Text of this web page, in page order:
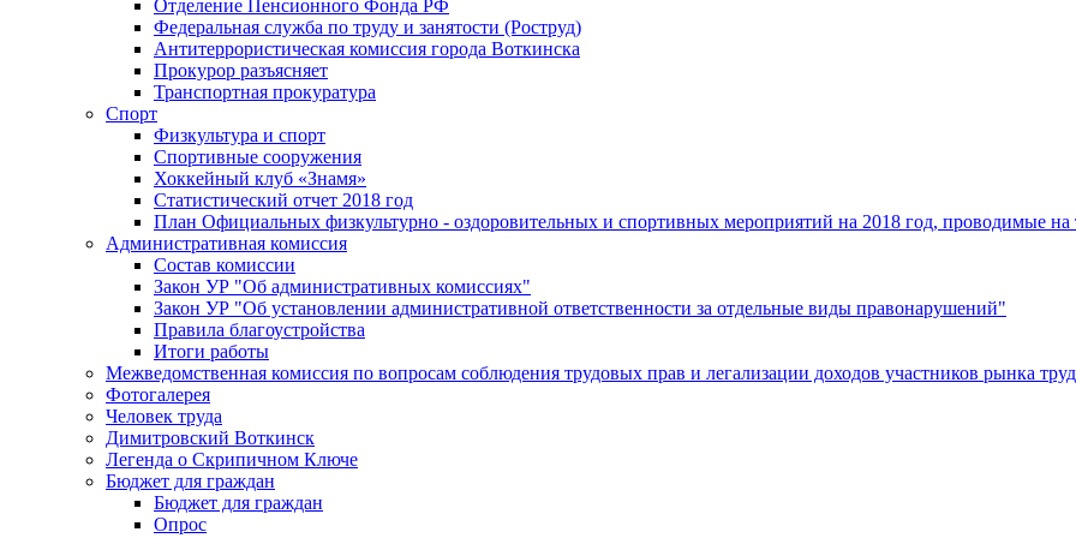
Отделение Пенсионного Фонда РФ
Федеральная служба по труду и занятости (Роструд)
Антитеррористическая комиссия города Воткинска
Прокурор разъясняет
Транспортная прокуратура
Спорт
Физкультура и спорт
Спортивные сооружения
Хоккейный клуб «Знамя»
Статистический отчет 2018 год
План Официальных физкультурно - оздоровительных и спортивных мероприятий на 2018 год, проводимые
Административная комиссия
Состав комиссии
Закон УР "Об административных комиссиях"
Закон УР "Об установлении административной ответственности за отдельные виды правонарушений"
Правила благоустройства
Итоги работы
Межведомственная комиссия по вопросам соблюдения трудовых прав и легализации доходов участников рынка
Фотогалерея
Человек труда
Димитровский Воткинск
Легенда о Скрипичном Ключе
Бюджет для граждан
Бюджет для граждан
Опрос